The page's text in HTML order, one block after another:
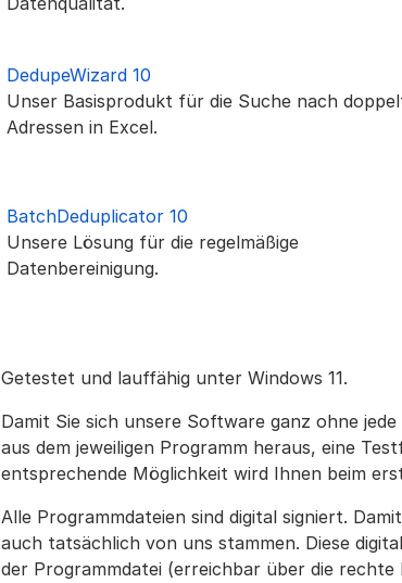
DedupeWizard 10
Unser Basisprodukt für die Suche nach
Adressen in Excel.
BatchDeduplicator 10
Unsere Lösung für die regelmäßige
Datenbereinigung.
Getestet und lauffähig unter Windows 11.
Damit Sie sich unsere Software ganz ohne
aus dem jeweiligen Programm heraus, eine
entsprechende Möglichkeit wird Ihnen beim
Alle Programmdateien sind digital signiert.
auch tatsächlich von uns stammen. Diese
der Programmdatei (erreichbar über die